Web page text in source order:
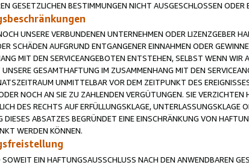
GESETZLICHEN BESTIMMUNGEN NICHT AUSGESCHLOSSEN ODER
UNSERE VERBUNDENEN UNTERNEHMEN ODER LIZENZGEBER
SCHÄDEN AUFGRUND ENTGANGENER EINNAHMEN ODER
MIT DEN SERVICEANGEBOTEN ENTSTEHEN, SELBST WENN WIR
GESAMTHAFTUNG IM ZUSAMMENHANG MIT DEN
UNMITTELBAR VOR DEM ZEITPUNKT DES
NOCH AN SIE ZU ZAHLENDEN VERGÜTUNGEN. SIE
DES RECHTS AUF ERFÜLLUNGSKLAGE,
DIESES ABSATZES BEGRÜNDET EINE EINSCHRÄNKUNG VON
WERDEN KÖNNEN.
EIN HAFTUNGSAUSSCHLUSS NACH DEN ANWENDBAREN